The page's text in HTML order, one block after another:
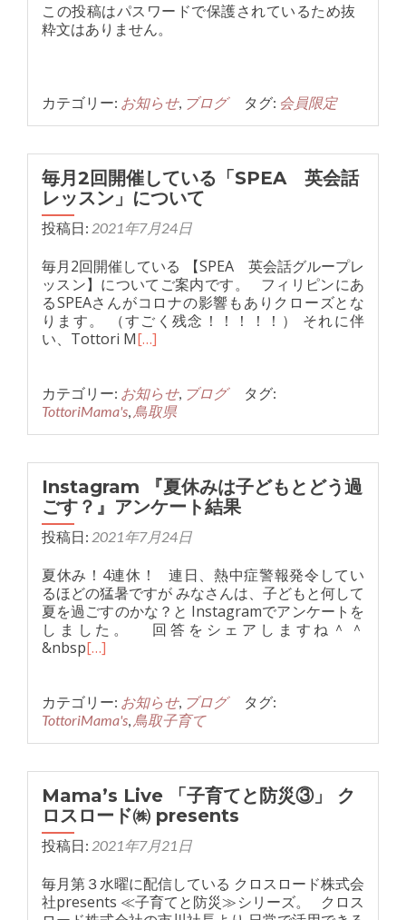
この投稿はパスワードで保護されているため抜
粋文はありません。
カテゴリー: お知らせ, ブログ タグ: 会員限定
毎月2回開催している「SPEA 英会話
レッスン」について
投稿日: 2021年7月24日
毎月2回開催している 【SPEA 英会話グループレ
ッスン】についてご案内です。 フィリピンにあ
るSPEAさんがコロナの影響もありクローズとな
ります。 （すごく残念！！！！！） それに伴
い、Tottori M[…]
カテゴリー: お知らせ, ブログ
タグ:
TottoriMama's, 鳥取県
Instagram 『夏休みは子どもとどう過
ごす？』アンケート結果
投稿日: 2021年7月24日
夏休み！4連休！ 連日、熱中症警報発令してい
るほどの猛暑ですが みなさんは、子どもと何して
夏を過ごすのかな？と Instagramでアンケートを
しました。 回答をシェアしますね＾＾
&nbsp[…]
カテゴリー: お知らせ, ブログ
タグ:
TottoriMama's, 鳥取子育て
Mama’s Live 「子育てと防災③」 ク
ロスロード㈱ presents
投稿日: 2021年7月21日
毎月第３水曜に配信している クロスロード株式会
社presents ≪子育てと防災≫シリーズ。 クロス